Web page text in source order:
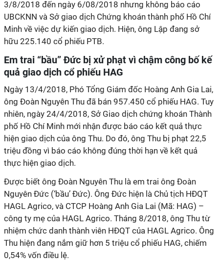
3/8/2018 đến ngày 6/08/2018 nhưng không báo cáo
UBCKNN và Sở giao dịch Chứng khoán thành phố Hồ Chí
Minh về việc dự kiến giao dịch. Hiện, ông Lập đang sở
hữu 225.140 cổ phiếu PTB.
Em trai “bầu” Đức bị xử phạt vì chậm công bố kế
quả giao dịch cổ phiếu HAG
Ngày 13/4/2018, Phó Tổng Giám đốc Hoàng Anh Gia Lai,
ông Đoàn Nguyên Thu đã bán 957.450 cổ phiếu HAG. Tuy
nhiên, ngày 24/4/2018, Sở Giao dịch chứng khoán Thành
phố Hồ Chí Minh mới nhận được báo cáo kết quả thực
hiện giao dịch của ông Thu. Do đó, ông Thu bị phạt 22,5
triệu đồng vì báo cáo không đúng thời hạn về kết quả
thực hiện giao dịch.
Được biết ông Đoàn Nguyên Thu là em trai ông Đoàn
Nguyên Đức (‘bầu’ Đức). Ông Đức hiện là Chủ tịch HĐQT
HAGL Agrico, và CTCP Hoàng Anh Gia Lai (Mã: HAG) –
công ty mẹ của HAGL Agrico. Tháng 8/2018, ông Thu từ
nhiệm chức danh thành viên HĐQT của HAGL Agrico. Ông
Thu hiện đang nắm giữ hơn 5 triệu cổ phiếu HAG, chiếm
0,54% vốn điều lệ.